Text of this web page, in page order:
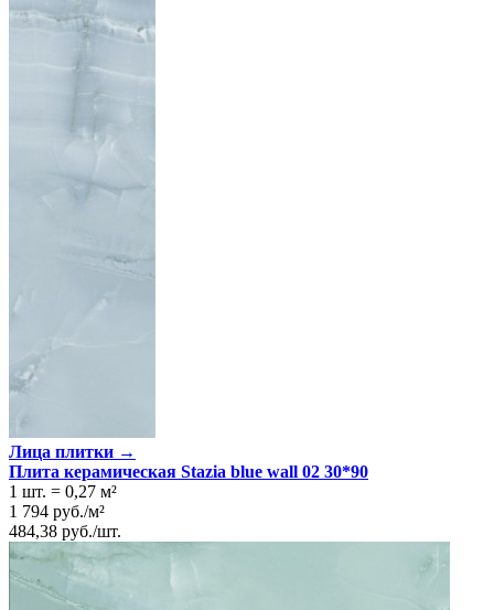
Лица плитки →
Плита керамическая Stazia blue wall 02 30*90
1 шт. = 0,27 м²
1 794 руб./м²
484,38 руб./шт.